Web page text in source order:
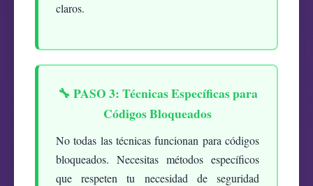
claros.
🔧 PASO 3: Técnicas Específicas para
Códigos Bloqueados
No todas las técnicas funcionan para códigos
bloqueados. Necesitas métodos específicos
que respeten tu necesidad de seguridad